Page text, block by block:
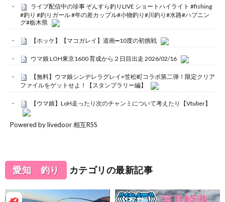
ライブ配信中の珍事 ぞんすら釣りLIVE ショートハイライト #fishing
#釣り #釣りガール #年の差カップル#小物釣り#川釣り#水路#ハプニン
グ#栃木県
【ホッケ】【マコガレイ】道南➖10度の初挑戦
ウマ娘 LOH東京1600 育成から２日目出走 2026/02/16
【無料】ウマ娘シンデレラグレイ×笠松町コラボ第二弾！限定クリア
ファイルをゲットせよ！【スタンプラリー編】
【ウマ娘】LoH走ったり次のチャンミについて考えたり【Vtuber】
Powered by livedoor 相互RSS
愛知 釣り カテゴリの最新記事